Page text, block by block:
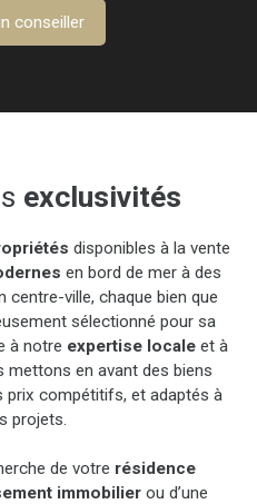
conseiller
exclusivités
disponibles à la vente
en bord de mer à des
centre-ville, chaque bien que
sélectionné pour sa
à notre expertise locale et à
mettons en avant des biens
prix compétitifs, et adaptés à
projets.
de votre résidence
immobilierou d’une